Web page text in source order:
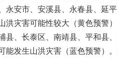
永安市、安溪县、永春县、延
洪灾害可能性较大（黄色预警
县、长泰区、南靖县、平和县
能发生山洪灾害（蓝色预警）